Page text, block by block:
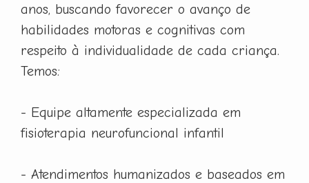
anos, buscando favorecer o avanço de
habilidades motoras e cognitivas com
respeito à individualidade de cada criança.
Temos:
- Equipe altamente especializada em
fisioterapia neurofuncional infantil
- Atendimentos humanizados e baseados em